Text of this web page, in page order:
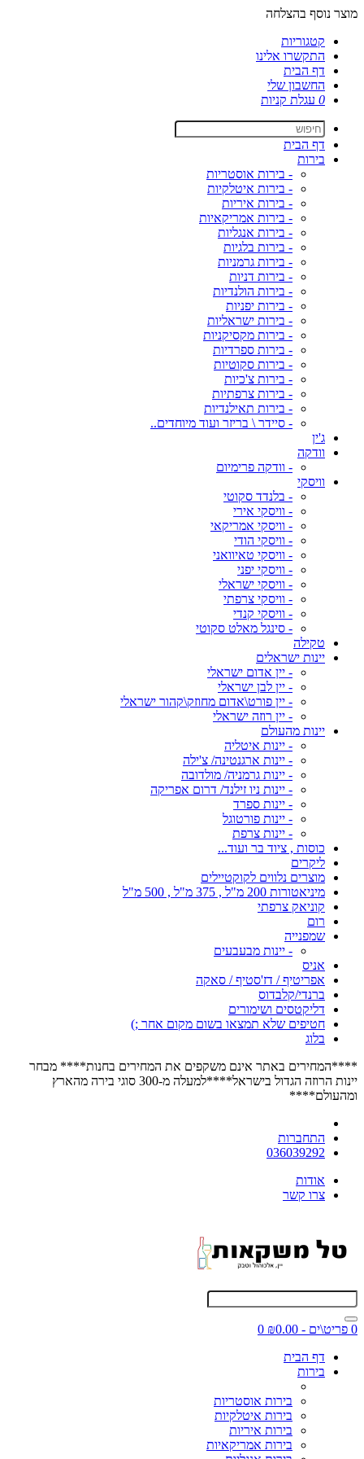
מוצר נוסף בהצלחה
קטגוריות
התקשרו אלינו
דף הבית
החשבון שלי
0 עגלת קניות
דף הבית
בירות
- בירות אוסטריות
- בירות איטלקיות
- בירות איריות
- בירות אמריקאיות
- בירות אנגליות
- בירות בלגיות
- בירות גרמניות
- בירות דניות
- בירות הולנדיות
- בירות יפניות
- בירות ישראליות
- בירות מקסיקניות
- בירות ספרדיות
- בירות סקוטיות
- בירות צ'כיות
- בירות צרפתיות
- בירות תאילנדיות
- סיידר \ בריזר ועוד מיוחדים..
ג'ין
וודקה
- וודקה פרימיום
וויסקי
- בלנדד סקוטי
- וויסקי אירי
- וויסקי אמריקאי
- וויסקי הודי
- וויסקי טאיוואני
- וויסקי יפני
- וויסקי ישראלי
- וויסקי צרפתי
- וויסקי קנדי
- סינגל מאלט סקוטי
טקילה
יינות ישראלים
- יין אדום ישראלי
- יין לבן ישראלי
- יין פורט\אדום מחוזק\קהור ישראלי
- יין רוזה ישראלי
יינות מהעולם
- יינות איטליה
- יינות ארגנטינה/ צ'ילה
- יינות גרמניה/ מולדובה
- יינות ניו זילנד/ דרום אפריקה
- יינות ספרד
- יינות פורטוגל
- יינות צרפת
כוסות , ציוד בר ועוד...
ליקרים
מוצרים נלווים לקוקטיילים
מיניאטורות 200 מ"ל , 375 מ"ל , 500 מ"ל
קוניאק צרפתי
רום
שמפנייה
- יינות מבעבעים
אניס
אפריטיף / דז'סטיף / סאקה
ברנדי/קלבדוס
דליקטסים ושימורים
חטיפים שלא תמצאו בשום מקום אחר ;)
בלוג
****המחירים באתר אינם משקפים את המחירים בחנות**** מבחר
יינות הרוזה הגדול בישראל****למעלה מ-300 סוגי בירה מהארץ
ומהעולם****
התחברות
036039292
אודות
צרו קשר
0 פריט\ים - ₪0.00
0
דף הבית
בירות
בירות אוסטריות
בירות איטלקיות
בירות איריות
בירות אמריקאיות